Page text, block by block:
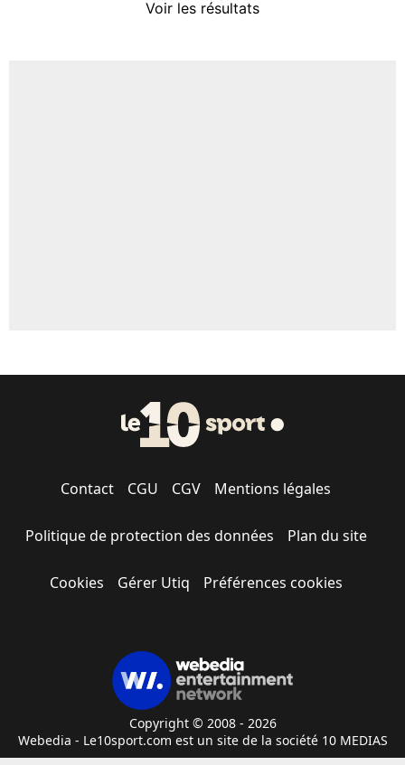
Voir les résultats
Contact CGU CGV Mentions légales
Politique de protection des données Plan du site
Cookies Gérer Utiq Préférences cookies
Copyright © 2008 - 2026
Webedia - Le10sport.com est un site de la société 10 MEDIAS